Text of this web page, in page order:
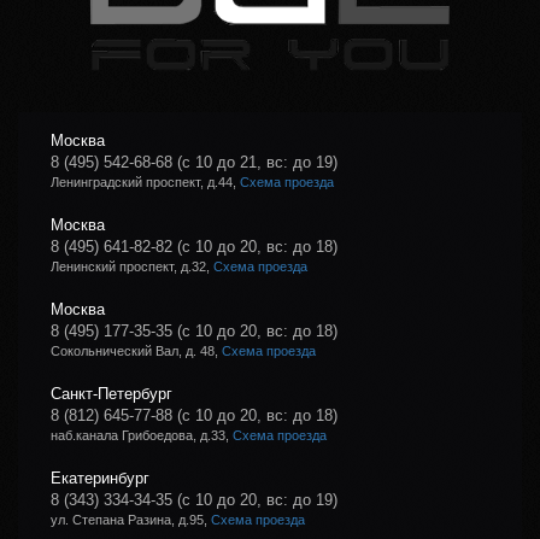
Москва
8 (495) 542-68-68 (с 10 до 21, вс: до 19)
Ленинградский проспект, д.44, Схема проезда
Москва
8 (495) 641-82-82 (с 10 до 20, вс: до 18)
Ленинский проспект, д.32, Схема проезда
Москва
8 (495) 177-35-35 (с 10 до 20, вс: до 18)
Сокольнический Вал, д. 48, Схема проезда
Санкт-Петербург
8 (812) 645-77-88 (с 10 до 20, вс: до 18)
наб.канала Грибоедова, д.33, Схема проезда
Екатеринбург
8 (343) 334-34-35 (с 10 до 20, вс: до 19)
ул. Степана Разина, д.95, Схема проезда